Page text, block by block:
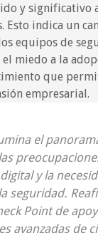
y significativo
Esto indica un
equipos de
miedo a la
que
empresarial.
el
y la
seguridad.
Point de
avanzadas de